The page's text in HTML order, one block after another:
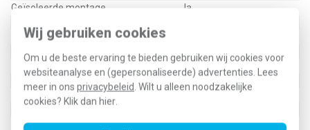
Wij gebruiken cookies
Om u de beste ervaring te bieden gebruiken wij cookies voor
websiteanalyse en (gepersonaliseerde) advertenties. Lees
meer in ons privacybeleid. Wilt u alleen noodzakelijke
cookies? Klik dan hier.
Geïsoleerde montage
Ja
Nom. foutstroom
Bevestigingswijze
Klauw-/schroefbevestiging
Opdruk/indicatie
Geen
RAL-nummer (vergelijkbaar)
9005
Slagvastheid
Transparant
Nee